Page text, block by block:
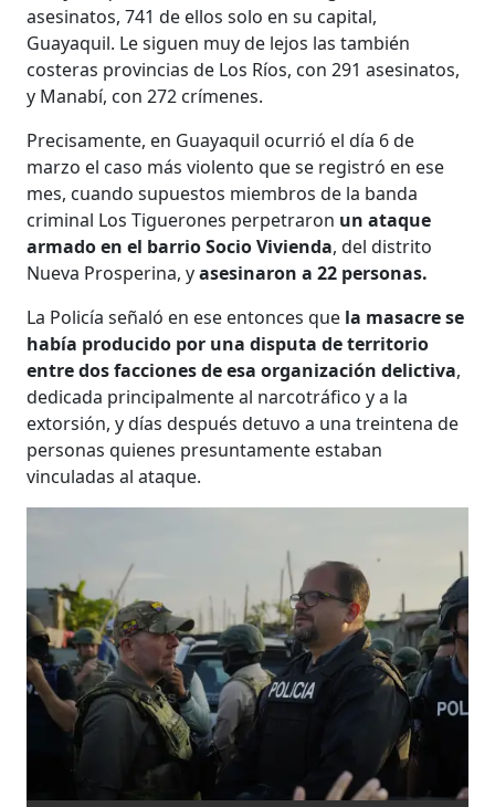
asesinatos, 741 de ellos solo en su capital,
Guayaquil. Le siguen muy de lejos las también
costeras provincias de Los Ríos, con 291 asesinatos,
y Manabí, con 272 crímenes.
Precisamente, en Guayaquil ocurrió el día 6 de
marzo el caso más violento que se registró en ese
mes, cuando supuestos miembros de la banda
criminal Los Tiguerones perpetraron un ataque
armado en el barrio Socio Vivienda, del distrito
Nueva Prosperina, yasesinaron a 22 personas.
La Policía señaló en ese entonces que la masacre se
había producido por una disputa de territorio
entre dos facciones de esa organización delictiva,
dedicada principalmente al narcotráfico y a la
extorsión, y días después detuvo a una treintena de
personas quienes presuntamente estaban
vinculadas al ataque.